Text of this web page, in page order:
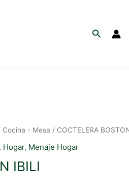
Buscar
Cocina - Mesa / COCTELERA
, Hogar, Menaje Hogar
IBILI